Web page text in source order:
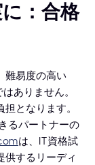
：合格
難易度の高い
ありません。
となります。
るパートナーの
は、IT資格試
供するリーディ